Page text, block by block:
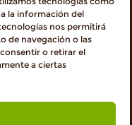
la información del
nos permitirá
de navegación o las
o retirar el
a ciertas